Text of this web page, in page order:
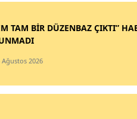
TAM BİR DÜZENBAZ ÇIKTI”
Ağustos 2026